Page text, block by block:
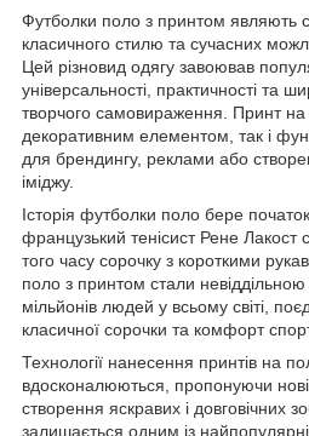
Футболки поло з принтом являють
класичного стилю та сучасних
Цей різновид одягу завоював
універсальності, практичності та
творчого самовираження. Принт
декоративним елементом, так і
для брендингу, реклами або
іміджу.
Історія футболки поло бере
французький тенісист Рене Лакост
того часу сорочку з короткими
поло з принтом стали
мільйонів людей у всьому світі,
класичної сорочки та комфорт
Технології нанесення принтів на
вдосконалюються, пропонуючи
створення яскравих і довговічних
залишається одним із